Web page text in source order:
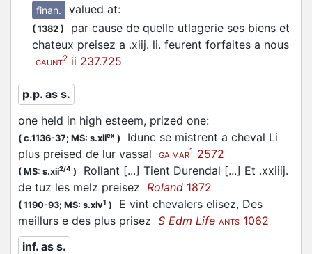
finan. valued at:
( 1382 )
par cause de quelle utlagerie ses biens et
chateux preisez a .xiij. li. feurent forfaites a nous
GAUNT2 ii 237.725
p.p. as s.
one held in high esteem, prized one:
( c.1136-37; MS: s.xiiex )
Idunc se mistrent a cheval Li
plus preised de lur vassal GAIMAR1 2572
( MS: s.xii2/4 )
Rollant [...] Tient Durendal [...] Et .xxiiij.
de tuz les melz preisez Roland 1872
( 1190-93; MS: s.xiv1 )
E vint chevalers elisez, Des
meillurs e des plus prisez S Edm Life ANTS 1062
inf. as s.